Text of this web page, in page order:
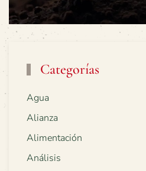
Categorías
Agua
Alianza
Alimentación
Análisis